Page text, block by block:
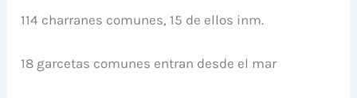
114 charranes comunes, 15 de ellos inm.
18 garcetas comunes entran desde el mar